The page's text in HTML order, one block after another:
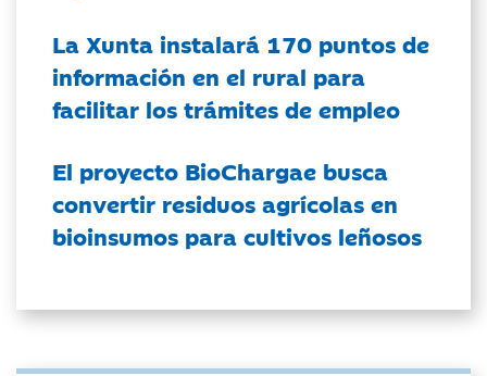
La Xunta instalará 170 puntos de
información en el rural para
facilitar los trámites de empleo
El proyecto BioChargae busca
convertir residuos agrícolas en
bioinsumos para cultivos leñosos